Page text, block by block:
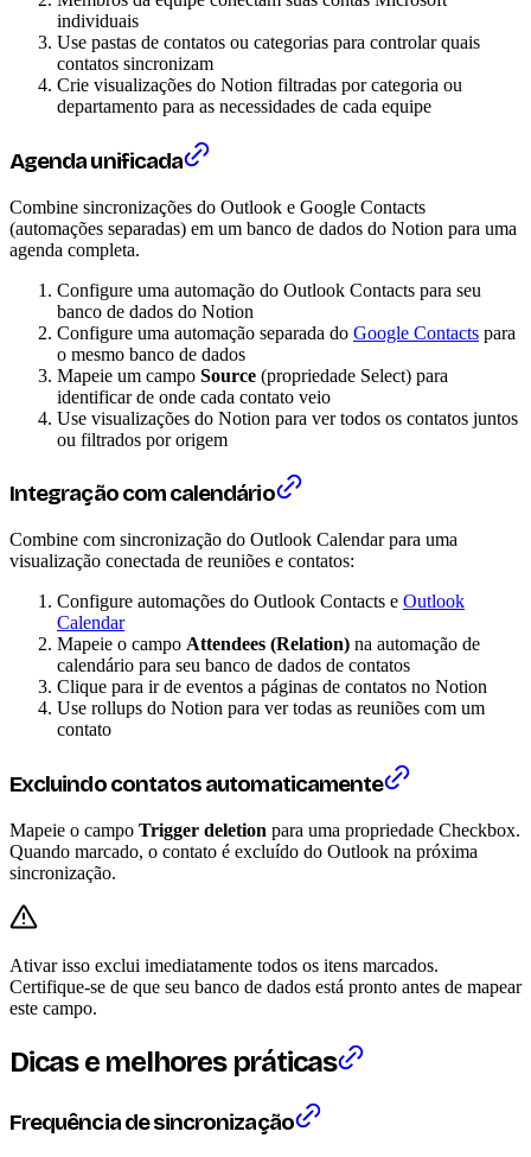
individuais
Use pastas de contatos ou categorias para controlar quais
contatos sincronizam
Crie visualizações do Notion filtradas por categoria ou
departamento para as necessidades de cada equipe
Agenda unificada
Combine sincronizações do Outlook e Google Contacts
(automações separadas) em um banco de dados do Notion para uma
agenda completa.
Configure uma automação do Outlook Contacts para seu
banco de dados do Notion
Configure uma automação separada do Google Contacts para
o mesmo banco de dados
Mapeie um campo Source (propriedade Select) para
identificar de onde cada contato veio
Use visualizações do Notion para ver todos os contatos juntos
ou filtrados por origem
Integração com calendário
Combine com sincronização do Outlook Calendar para uma
visualização conectada de reuniões e contatos:
Configure automações do Outlook Contacts e Outlook
Calendar
Mapeie o campo Attendees (Relation) na automação de
calendário para seu banco de dados de contatos
Clique para ir de eventos a páginas de contatos no Notion
Use rollups do Notion para ver todas as reuniões com um
contato
Excluindo contatos automaticamente
Mapeie o campo Trigger deletion para uma propriedade Checkbox.
Quando marcado, o contato é excluído do Outlook na próxima
sincronização.
Ativar isso exclui imediatamente todos os itens marcados.
Certifique-se de que seu banco de dados está pronto antes de mapear
este campo.
Dicas e melhores práticas
Frequência de sincronização